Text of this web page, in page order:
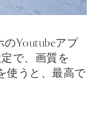
Youtubeアプ
で、画質を
使うと、最高で